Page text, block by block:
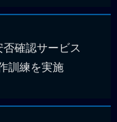
確認サービス
訓練を実施